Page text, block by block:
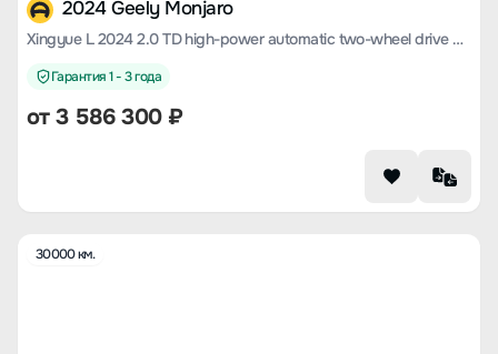
2024 Geely Monjaro
Xingyue L 2024 2.0 TD high-power automatic two-wheel drive cloud version
Гарантия 1 - 3 года
от3 586 300₽
30000 км.